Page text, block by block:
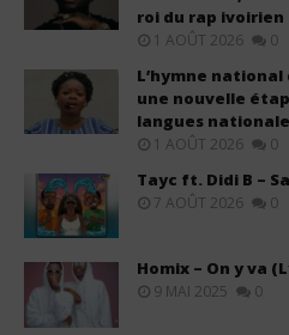
roi du rap ivoirien
1 AOÛT 2026 0
L’hymne
une nouvelle
langues
1 AOÛT 2026 0
Tayc ft. Didi B –
7 AOÛT 2026 0
Homix – On y va
9 MAI 2025 0